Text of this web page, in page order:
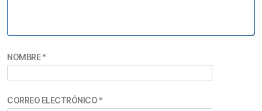
NOMBRE*
CORREO ELECTRÓNICO *